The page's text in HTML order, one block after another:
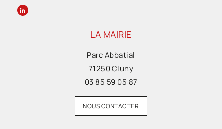
LA MAIRIE
Parc Abbatial
71250 Cluny
03 85 59 05 87
NOUS CONTACTER